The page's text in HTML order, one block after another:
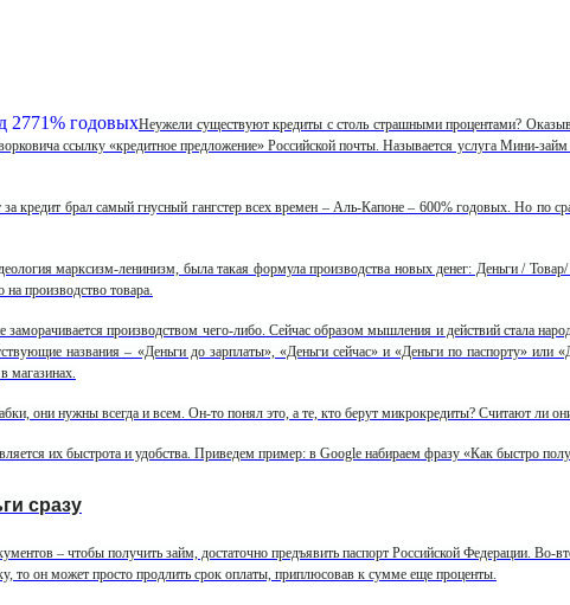
Неужели существуют кредиты с столь страшными процентами?
ссылку «кредитное предложение» Российской почты. Называется услуга Мини-
кредит брал самый гнусный гангстер всех времен – Аль-Капоне – 600% годовых. Но по
марксизм-ленинизм, была такая формула производства новых денег: Деньги /
производство товара.
производством чего-либо. Сейчас образом мышления и действий стала
названия – «Деньги до зарплаты», «Деньги сейчас» и «Деньги по паспорту»
магазинах.
они нужны всегда и всем. Он-то понял это, а те, кто берут микрокредиты? Считают ли
их быстрота и удобства. Приведем пример: в Google набираем фразу «Как быстро
сразу
– чтобы получить займ, достаточно предъявить паспорт Российской Федерации. Во-
то он может просто продлить срок оплаты, приплюсовав к сумме еще проценты.